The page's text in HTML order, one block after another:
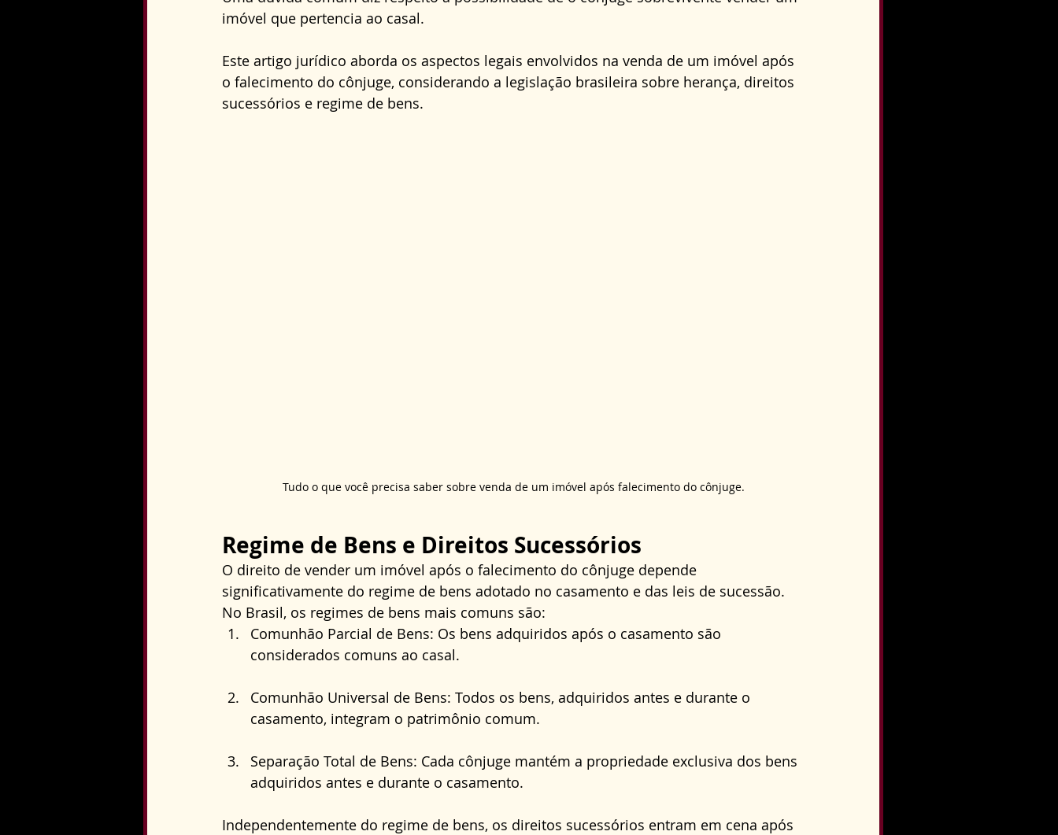
imóvel que pertencia ao casal.
Este artigo jurídico aborda os aspectos legais envolvidos na venda de um imóvel após
o falecimento do cônjuge, considerando a legislação brasileira sobre herança, direitos
sucessórios e regime de bens.
Tudo o que você precisa saber sobre venda de um imóvel após falecimento do cônjuge.
Regime de Bens e Direitos Sucessórios
O direito de vender um imóvel após o falecimento do cônjuge depende
significativamente do regime de bens adotado no casamento e das leis de sucessão.
No Brasil, os regimes de bens mais comuns são:
Comunhão Parcial de Bens: Os bens adquiridos após o casamento são
considerados comuns ao casal.
Comunhão Universal de Bens: Todos os bens, adquiridos antes e durante o
casamento, integram o patrimônio comum.
Separação Total de Bens: Cada cônjuge mantém a propriedade exclusiva dos bens
adquiridos antes e durante o casamento.
Independentemente do regime de bens, os direitos sucessórios entram em cena após